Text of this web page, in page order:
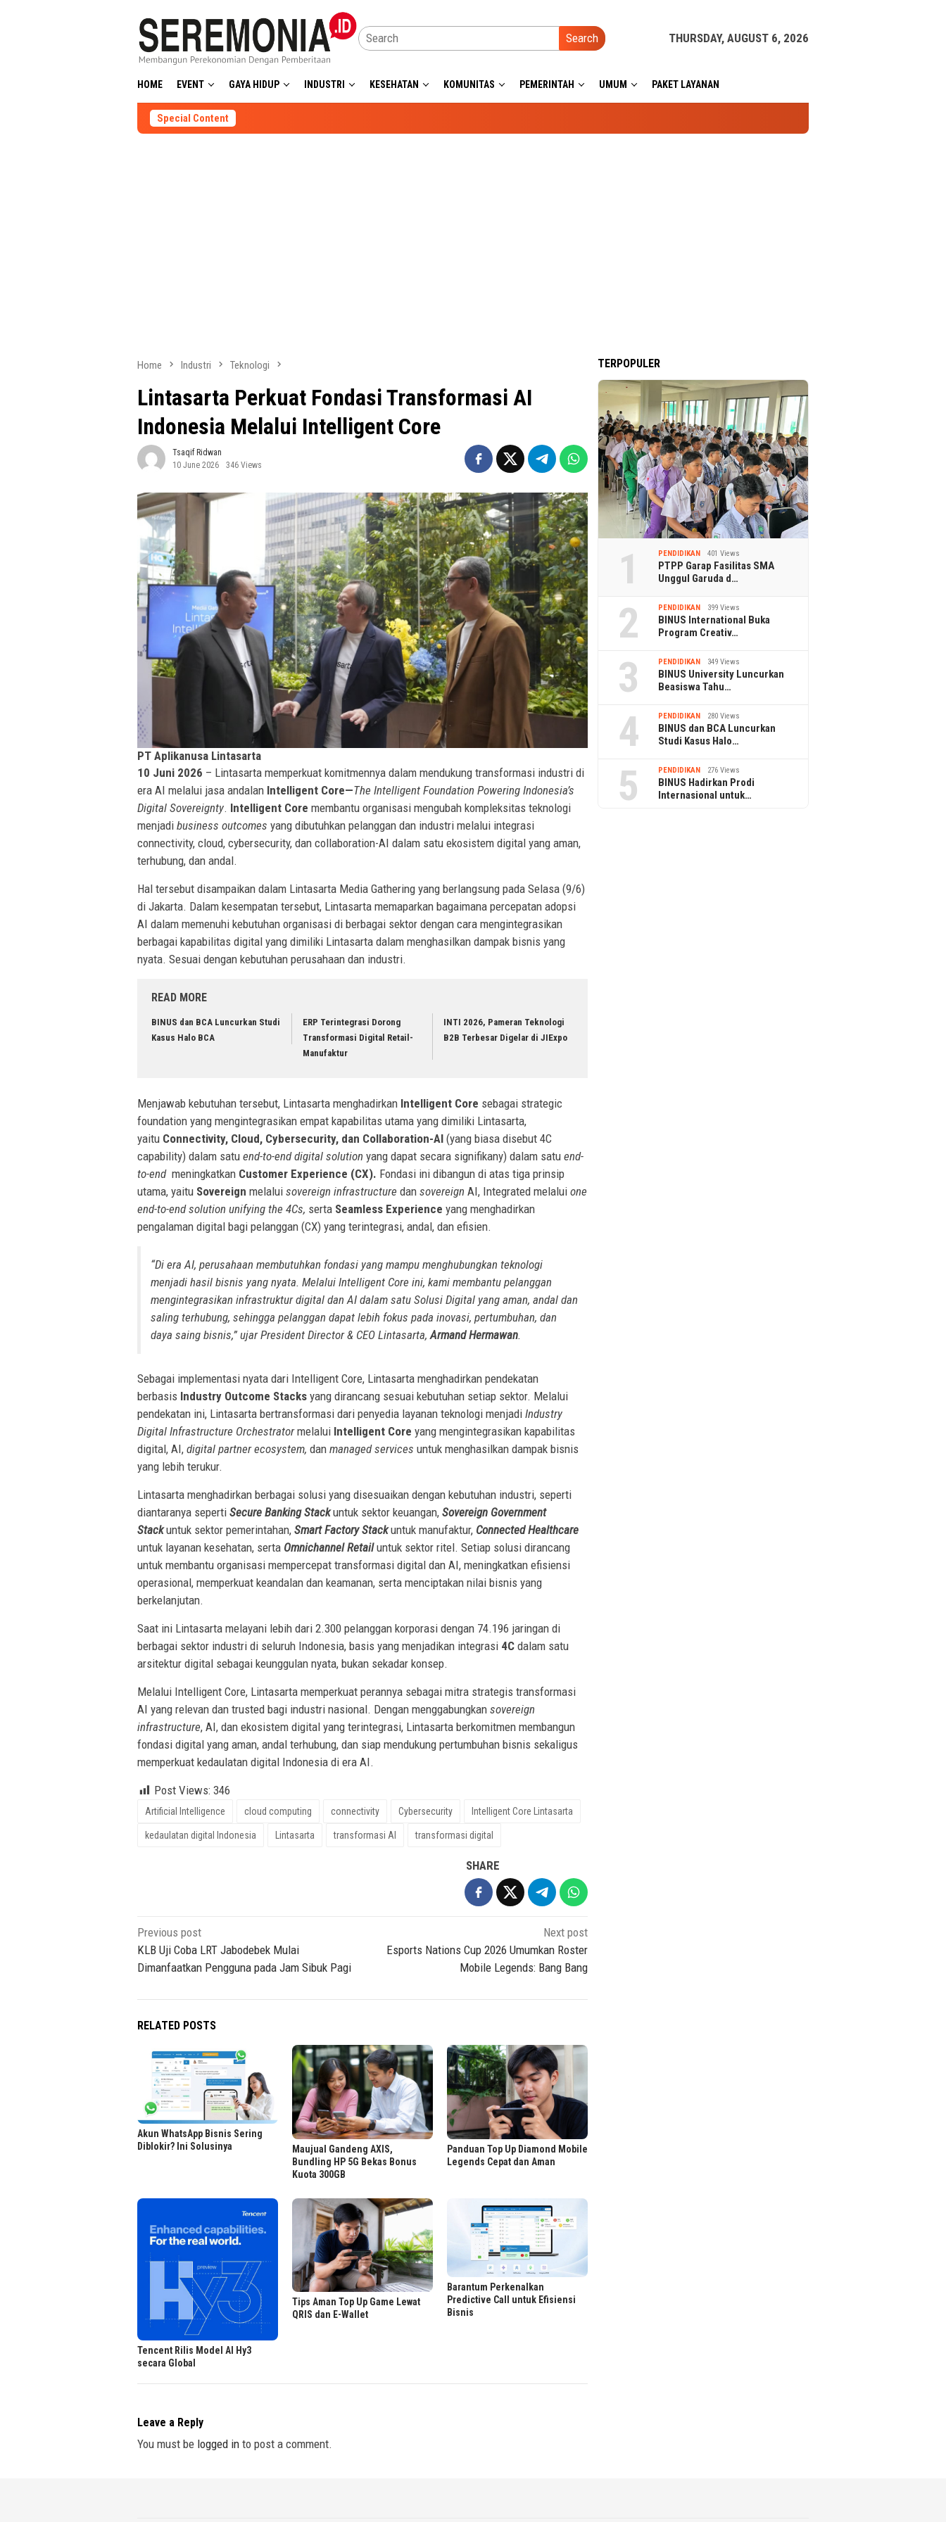
Search THURSDAY, AUGUST 6, 2026
HOME EVENT GAYA HIDUP INDUSTRI KESEHATAN KOMUNITAS PEMERINTAH UMUM PAKET LAYANAN
Special Content
Home Industri Teknologi
Lintasarta Perkuat Fondasi Transformasi AI
Indonesia Melalui Intelligent Core
Tsaqif Ridwan
10 June 2026
346 Views
PT Aplikanusa Lintasarta
10 Juni 2026 – Lintasarta memperkuat komitmennya dalam mendukung transformasi industri di
era AI melalui jasa andalan Intelligent Core—The Intelligent Foundation Powering Indonesia’s
Digital Sovereignty. Intelligent Core membantu organisasi mengubah kompleksitas teknologi
menjadi business outcomes yang dibutuhkan pelanggan dan industri melalui integrasi
connectivity, cloud, cybersecurity, dan collaboration-AI dalam satu ekosistem digital yang aman,
terhubung, dan andal.
Hal tersebut disampaikan dalam Lintasarta Media Gathering yang berlangsung pada Selasa (9/6)
di Jakarta. Dalam kesempatan tersebut, Lintasarta memaparkan bagaimana percepatan adopsi
AI dalam memenuhi kebutuhan organisasi di berbagai sektor dengan cara mengintegrasikan
berbagai kapabilitas digital yang dimiliki Lintasarta dalam menghasilkan dampak bisnis yang
nyata. Sesuai dengan kebutuhan perusahaan dan industri.
READ MORE
BINUS dan BCA Luncurkan Studi
Kasus Halo BCA
ERP Terintegrasi Dorong
Transformasi Digital Retail-
Manufaktur
INTI 2026, Pameran Teknologi
B2B Terbesar Digelar di JIExpo
Menjawab kebutuhan tersebut, Lintasarta menghadirkan Intelligent Core sebagai strategic
foundation yang mengintegrasikan empat kapabilitas utama yang dimiliki Lintasarta,
yaitu Connectivity, Cloud, Cybersecurity, dan Collaboration-AI (yang biasa disebut 4C
capability) dalam satu end-to-end digital solution yang dapat secara signifikany) dalam satu end-
to-endmeningkatkan Customer Experience (CX). Fondasi ini dibangun di atas tiga prinsip
utama, yaitu Sovereign melalui sovereign infrastructure dan sovereign AI, Integrated melalui one
end-to-end solution unifying the 4Cs, serta Seamless Experience yang menghadirkan
pengalaman digital bagi pelanggan (CX) yang terintegrasi, andal, dan efisien.
“Di era AI, perusahaan membutuhkan fondasi yang mampu menghubungkan teknologi
menjadi hasil bisnis yang nyata. Melalui Intelligent Core ini, kami membantu pelanggan
mengintegrasikan infrastruktur digital dan AI dalam satu Solusi Digital yang aman, andal dan
saling terhubung, sehingga pelanggan dapat lebih fokus pada inovasi, pertumbuhan, dan
daya saing bisnis,” ujar President Director & CEO Lintasarta,Armand Hermawan.
Sebagai implementasi nyata dari Intelligent Core, Lintasarta menghadirkan pendekatan
berbasis Industry Outcome Stacks yang dirancang sesuai kebutuhan setiap sektor. Melalui
pendekatan ini, Lintasarta bertransformasi dari penyedia layanan teknologi menjadi Industry
Digital Infrastructure Orchestratormelalui Intelligent Core yang mengintegrasikan kapabilitas
digital, AI, digital partner ecosystem, dan managed services untuk menghasilkan dampak bisnis
yang lebih terukur.
Lintasarta menghadirkan berbagai solusi yang disesuaikan dengan kebutuhan industri, seperti
diantaranya seperti Secure Banking Stackuntuk sektor keuangan, Sovereign Government
Stackuntuk sektor pemerintahan, Smart Factory Stackuntuk manufaktur, Connected Healthcare
untuk layanan kesehatan, serta Omnichannel Retailuntuk sektor ritel. Setiap solusi dirancang
untuk membantu organisasi mempercepat transformasi digital dan AI, meningkatkan efisiensi
operasional, memperkuat keandalan dan keamanan, serta menciptakan nilai bisnis yang
berkelanjutan.
Saat ini Lintasarta melayani lebih dari 2.300 pelanggan korporasi dengan 74.196 jaringan di
berbagai sektor industri di seluruh Indonesia, basis yang menjadikan integrasi 4C dalam satu
arsitektur digital sebagai keunggulan nyata, bukan sekadar konsep.
Melalui Intelligent Core, Lintasarta memperkuat perannya sebagai mitra strategis transformasi
AI yang relevan dan trusted bagi industri nasional. Dengan menggabungkan sovereign
infrastructure, AI, dan ekosistem digital yang terintegrasi, Lintasarta berkomitmen membangun
fondasi digital yang aman, andal terhubung, dan siap mendukung pertumbuhan bisnis sekaligus
memperkuat kedaulatan digital Indonesia di era AI.
Post Views: 346
Artificial Intelligence cloud computing connectivity Cybersecurity Intelligent Core Lintasarta
kedaulatan digital Indonesia Lintasarta transformasi AI transformasi digital
SHARE
Post
navigation
Previous post
KLB Uji Coba LRT Jabodebek Mulai
Dimanfaatkan Pengguna pada Jam Sibuk Pagi
Next post
Esports Nations Cup 2026 Umumkan Roster
Mobile Legends: Bang Bang
RELATED POSTS
Akun WhatsApp Bisnis Sering
Diblokir? Ini Solusinya
Maujual Gandeng AXIS,
Bundling HP 5G Bekas Bonus
Kuota 300GB
Panduan Top Up Diamond Mobile
Legends Cepat dan Aman
Tencent Rilis Model AI Hy3
secara Global
Tips Aman Top Up Game Lewat
QRIS dan E-Wallet
Barantum Perkenalkan
Predictive Call untuk Efisiensi
Bisnis
Leave a Reply
You must be logged in to post a comment.
TERPOPULER
1 PENDIDIKAN 401 Views
PTPP Garap Fasilitas SMA
Unggul Garuda d…
2 PENDIDIKAN 399 Views
BINUS International Buka
Program Creativ…
3 PENDIDIKAN 349 Views
BINUS University Luncurkan
Beasiswa Tahu…
4 PENDIDIKAN 280 Views
BINUS dan BCA Luncurkan
Studi Kasus Halo…
5 PENDIDIKAN 276 Views
BINUS Hadirkan Prodi
Internasional untuk…